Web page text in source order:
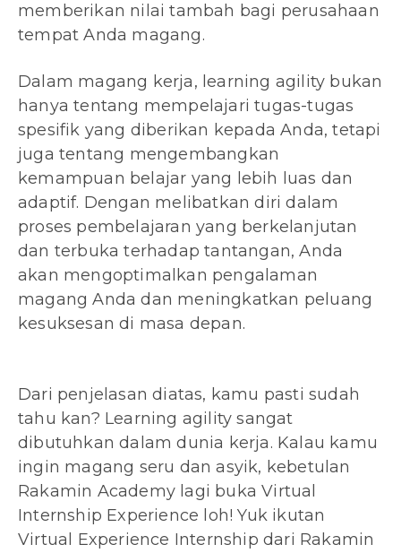
memberikan nilai tambah bagi perusahaan
tempat Anda magang.
Dalam magang kerja, learning agility bukan
hanya tentang mempelajari tugas-tugas
spesifik yang diberikan kepada Anda, tetapi
juga tentang mengembangkan
kemampuan belajar yang lebih luas dan
adaptif. Dengan melibatkan diri dalam
proses pembelajaran yang berkelanjutan
dan terbuka terhadap tantangan, Anda
akan mengoptimalkan pengalaman
magang Anda dan meningkatkan peluang
kesuksesan di masa depan.
Dari penjelasan diatas, kamu pasti sudah
tahu kan? Learning agility sangat
dibutuhkan dalam dunia kerja. Kalau kamu
ingin magang seru dan asyik, kebetulan
Rakamin Academy lagi buka Virtual
Internship Experience loh! Yuk ikutan
Virtual Experience Internship dari Rakamin